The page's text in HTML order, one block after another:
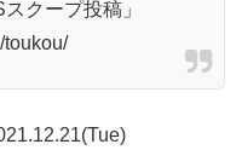
クープ投稿」
toukou/